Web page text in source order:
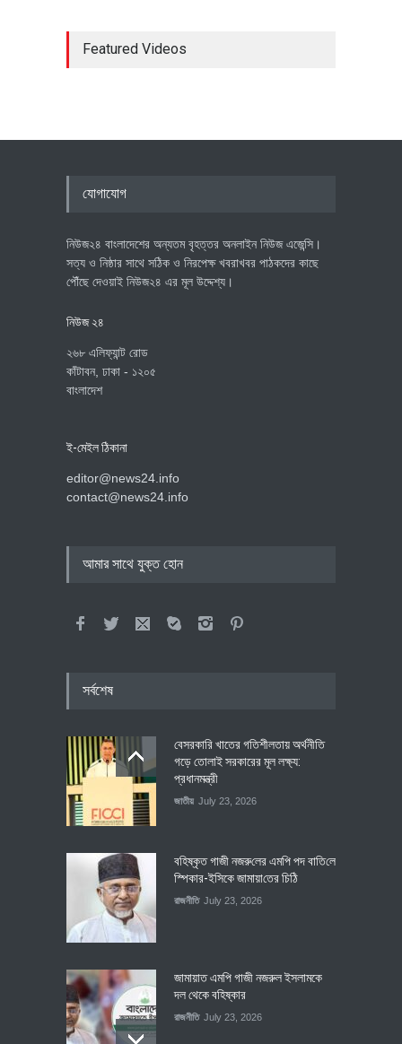
Featured Videos
যোগাযোগ
নিউজ২৪ বাংলাদেশের অন্যতম বৃহত্তর অনলাইন নিউজ এজেন্সি।
সত্য ও নিষ্ঠার সাথে সঠিক ও নিরপেক্ষ খবরাখবর পাঠকদের কাছে
পৌঁছে দেওয়াই নিউজ২৪ এর মূল উদ্দেশ্য।
নিউজ ২৪
২৬৮ এলিফ্যান্ট রোড
কাঁটাবন, ঢাকা - ১২০৫
বাংলাদেশ
ই-মেইল ঠিকানা
editor@news24.info
contact@news24.info
আমার সাথে যুক্ত হোন
সর্বশেষ
বেসরকারি খাতের গতিশীলতায় অর্থনীতি
গড়ে তোলাই সরকারের মূল লক্ষ্য:
প্রধানমন্ত্রী
জাতীয় July 23, 2026
বহিষ্কৃত গাজী নজরু‌লের এম‌পি পদ বা‌তি‌লে
স্পিকার-ইসিকে জামায়া‌তের চি‌ঠি
রাজনীতি July 23, 2026
জামায়াত এমপি গাজী নজরুল ইসলামকে
দল থেকে বহিষ্কার
রাজনীতি July 23, 2026